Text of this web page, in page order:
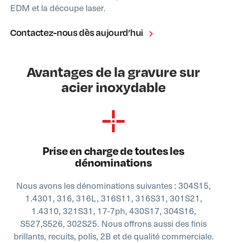
EDM et la découpe laser.
Contactez-nous dès aujourd’hui
Avantages de la gravure sur
acier inoxydable
Prise en charge de toutes les
dénominations
Nous avons les dénominations suivantes : 304S15,
1.4301, 316, 316L, 316S11, 316S31, 301S21,
1.4310, 321S31, 17-7ph, 430S17, 304S16,
S527,S526, 302S25. Nous offrons aussi des finis
brillants, recuits, polis, 2B et de qualité commerciale.